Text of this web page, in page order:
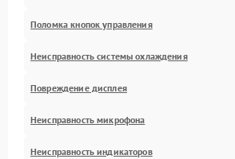
Поломка кнопок управления
Неисправность системы охлаждения
Повреждение дисплея
Неисправность микрофона
Неисправность индикаторов